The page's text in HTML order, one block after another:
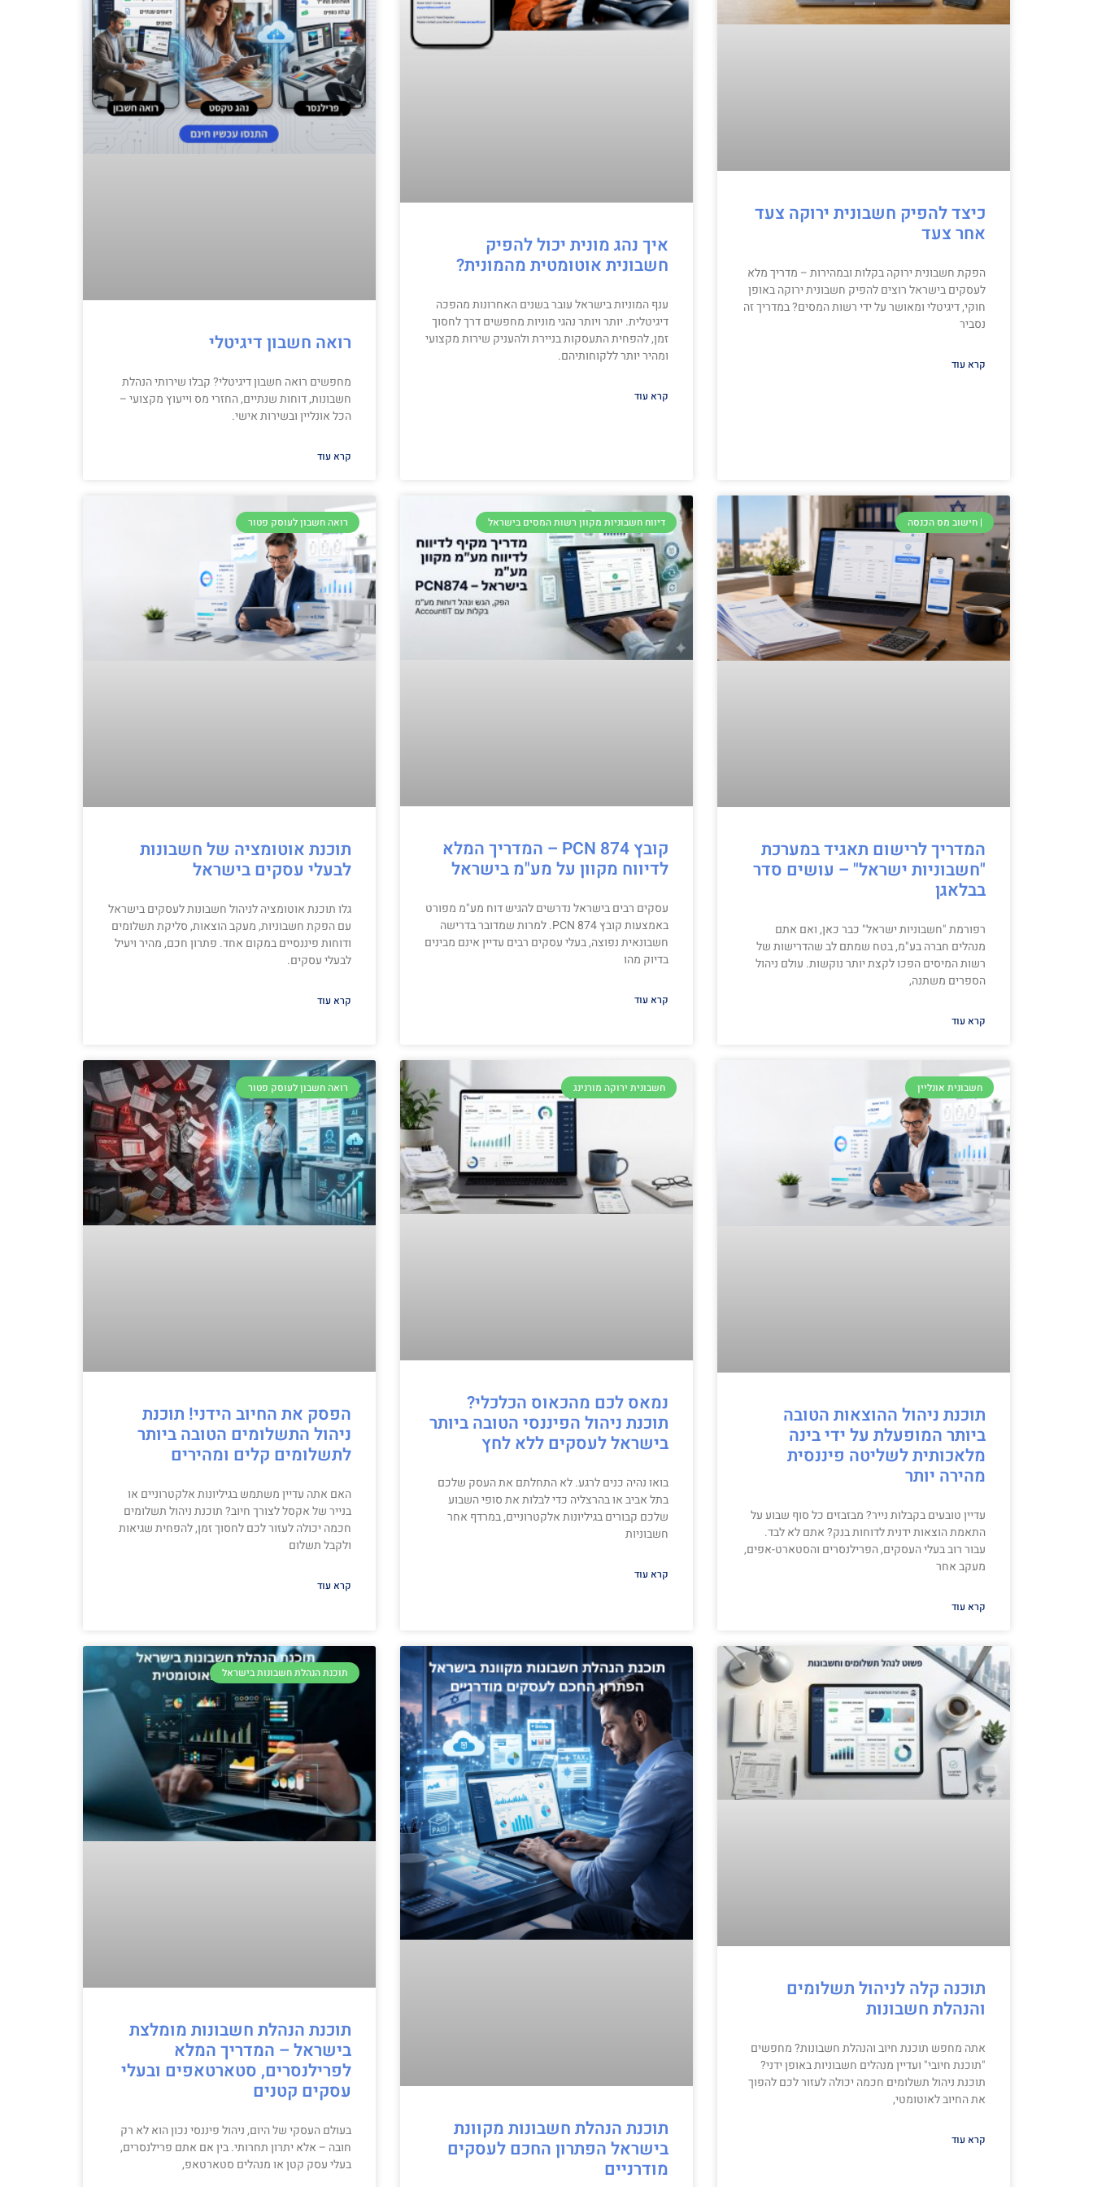
כיצד להפיק חשבונית ירוקה צעד
אחר צעד
הפקת חשבונית ירוקה בקלות ובמהירות – מדריך מלא
לעסקים בישראל רוצים להפיק חשבונית ירוקה באופן
חוקי, דיגיטלי ומאושר על ידי רשות המסים? במדריך זה
נסביר
קרא עוד
איך נהג מונית יכול להפיק
חשבונית אוטומטית מהמונית?
ענף המוניות בישראל עובר בשנים האחרונות מהפכה
דיגיטלית. יותר ויותר נהגי מוניות מחפשים דרך לחסוך
זמן, להפחית התעסקות בניירת ולהעניק שירות מקצועי
ומהיר יותר ללקוחותיהם.
קרא עוד
רואה חשבון דיגיטלי
מחפשים רואה חשבון דיגיטלי? קבלו שירותי הנהלת
חשבונות, דוחות שנתיים, החזרי מס וייעוץ מקצועי –
הכל אונליין ובשירות אישי.
קרא עוד
| חישוב מס הכנסה
המדריך לרישום תאגיד במערכת
"חשבוניות ישראל" – עושים סדר
בבלאגן
רפורמת "חשבוניות ישראל" כבר כאן, ואם אתם
מנהלים חברה בע"מ, בטח שמתם לב שהדרישות של
רשות המיסים הפכו לקצת יותר נוקשות. עולם ניהול
הספרים משתנה,
קרא עוד
דיווח חשבוניות מקוון רשות המסים בישראל
קובץ PCN 874 – המדריך המלא
לדיווח מקוון על מע"מ בישראל
עסקים רבים בישראל נדרשים להגיש דוח מע"מ מפורט
באמצעות קובץ PCN 874. למרות שמדובר בדרישה
חשבונאית נפוצה, בעלי עסקים רבים עדיין אינם מבינים
בדיוק מהו
קרא עוד
רואה חשבון לעוסק פטור
תוכנת אוטומציה של חשבונות
לבעלי עסקים בישראל
גלו תוכנת אוטומציה לניהול חשבונות לעסקים בישראל
עם הפקת חשבוניות, מעקב הוצאות, סליקת תשלומים
ודוחות פיננסיים במקום אחד. פתרון חכם, מהיר ויעיל
לבעלי עסקים.
קרא עוד
חשבונית אונליין
תוכנת ניהול ההוצאות הטובה
ביותר המופעלת על ידי בינה
מלאכותית לשליטה פיננסית
מהירה יותר
עדיין טובעים בקבלות נייר? מבזבזים כל סוף שבוע על
התאמת הוצאות ידנית לדוחות בנק? אתם לא לבד.
עבור רוב בעלי העסקים, הפרילנסרים והסטארט-אפים,
מעקב אחר
קרא עוד
חשבונית ירוקה מורנינג
נמאס לכם מהכאוס הכלכלי?
תוכנת ניהול הפיננסי הטובה ביותר
בישראל לעסקים ללא לחץ
בואו נהיה כנים לרגע. לא התחלתם את העסק שלכם
בתל אביב או בהרצליה כדי לבלות את סופי השבוע
שלכם קבורים בגיליונות אלקטרוניים, במרדף אחר
חשבוניות
קרא עוד
רואה חשבון לעוסק פטור
הפסק את החיוב הידני! תוכנת
ניהול התשלומים הטובה ביותר
לתשלומים קלים ומהירים
האם אתה עדיין משתמש בגיליונות אלקטרוניים או
בנייר של אקסל לצורך חיוב? תוכנת ניהול תשלומים
חכמה יכולה לעזור לכם לחסוך זמן, להפחית שגיאות
ולקבל תשלום
קרא עוד
תוכנה קלה לניהול תשלומים
והנהלת חשבונות
אתה מחפש תוכנת חיוב והנהלת חשבונות? מחפשים
"תוכנת חיובי" ועדיין מנהלים חשבוניות באופן ידני?
תוכנת ניהול תשלומים חכמה יכולה לעזור לכם להפוך
את החיוב לאוטומטי,
קרא עוד
תוכנת הנהלת חשבונות מקוונת
בישראל הפתרון החכם לעסקים
מודרניים
תוכנת הנהלת חשבונות בישראל
תוכנת הנהלת חשבונות מומלצת
בישראל – המדריך המלא
לפרילנסרים, סטארטאפים ובעלי
עסקים קטנים
בעולם העסקי של היום, ניהול פיננסי נכון הוא לא רק
חובה – אלא יתרון תחרותי. בין אם אתם פרילנסרים,
בעלי עסק קטן או מנהלים סטארטאפ,